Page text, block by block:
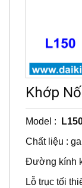
Khớp
Model :
Chất liệu :
Đường kính
Lỗ trục tối